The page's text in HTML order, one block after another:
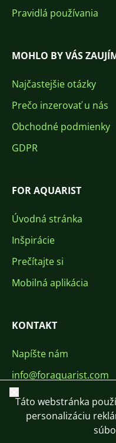
Pravidlá používania
MOHLO BY VÁS
Najčastejšie otázky
Prečo inzerovať u nás
Obchodné podmienky
GDPR
FOR AQUARIST
Úvodná stránka
Inšpirácie
Prečítajte si
Mobilná aplikácia
KONTAKT
Napíšte nám
info@foraquarist.com
+420 603 449 602
Zavrieť
Táto webstránka
personalizáciu